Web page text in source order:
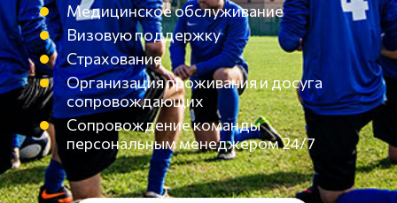
Медицинское обслуживание
Визовую поддержку
Страхование
Организация проживания и досуга
сопровождающих
Сопровождение команды
персональным менеджером 24/7